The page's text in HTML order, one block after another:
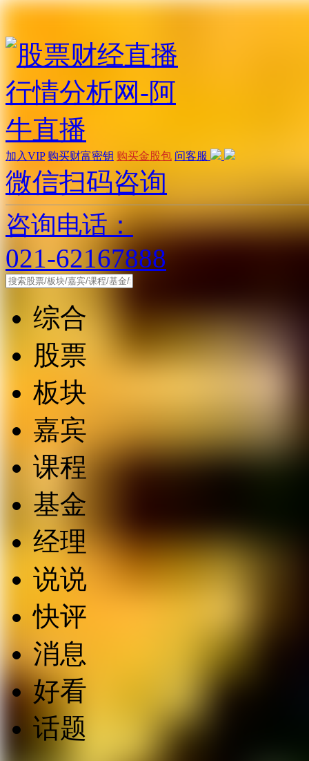
加入VIP 购买财富密钥 购买金股包 问客服
微信扫码咨询
咨询电话：
021-62167888
综合
股票
板块
嘉宾
课程
基金
经理
说说
快评
消息
好看
话题